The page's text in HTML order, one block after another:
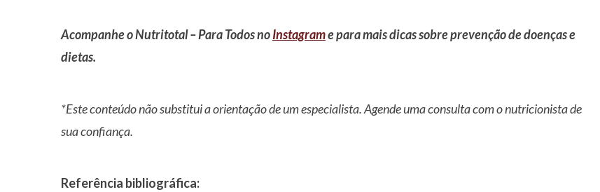
Acompanhe o Nutritotal – Para Todos noInstagrame para mais dicas sobre prevenção de doenças e
dietas.
*Este conteúdo não substitui a orientação de um especialista. Agende uma consulta com o nutricionista de
sua confiança.
Referência bibliográfica: